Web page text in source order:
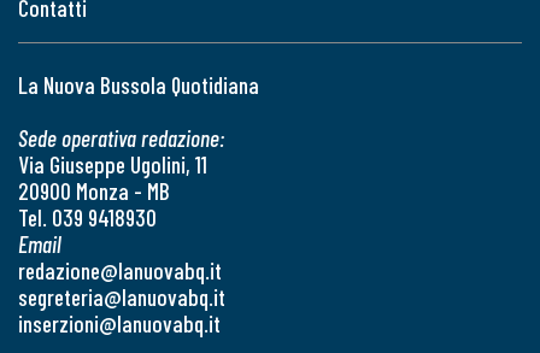
Contatti
La Nuova Bussola Quotidiana
Sede operativa redazione:
Via Giuseppe Ugolini, 11
20900 Monza - MB
Tel. 039 9418930
Email
redazione@lanuovabq.it
segreteria@lanuovabq.it
inserzioni@lanuovabq.it